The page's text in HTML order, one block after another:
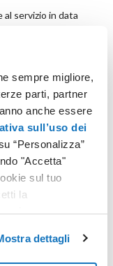
sempre migliore,
parti, partner
anche essere
sull’uso dei
“Personalizza”
"Accetta"
sul tuo
la
dettagli
al servizio in data
emesse e